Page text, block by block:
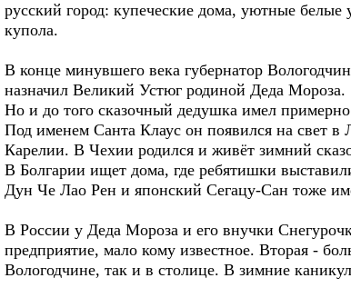
русский город: купеческие дома, уютные
купола.
В конце минувшего века губернатор
назначил Великий Устюг родиной Деда Мороза.
Но и до того сказочный дедушка имел
Под именем Санта Клаус он появился на свет
Карелии. В Чехии родился и живёт зимний
В Болгарии ищет дома, где ребятишки
Дун Че Лао Рен и японский Сегацу-Сан тоже
В России у Деда Мороза и его внучки
предприятие, мало кому известное. Вторая -
Вологодчине, так и в столице. В зимние